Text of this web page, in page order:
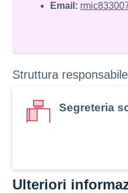
Email:
Struttura
Segreteria
Ulteriori